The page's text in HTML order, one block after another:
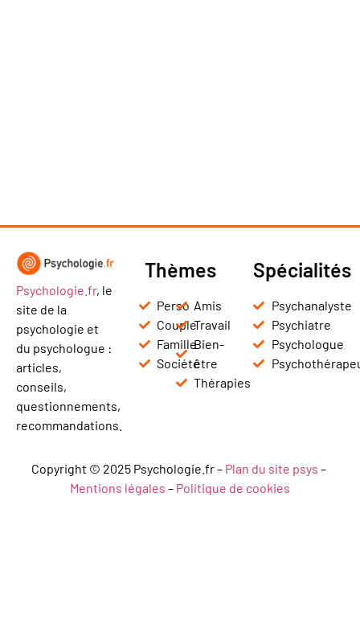
Psychologie.fr, le
site de la
psychologie et
du psychologue :
articles,
conseils,
questionnements,
recommandations.
Thèmes
Perso
Couple
Famille
Société
Amis
Travail
Bien-
être
Thérapies
Spécialités
Psychanalyste
Psychiatre
Psychologue
Copyright © 2025 Psychologie.fr – Plan du site psys –
Mentions légales – Politique de cookies